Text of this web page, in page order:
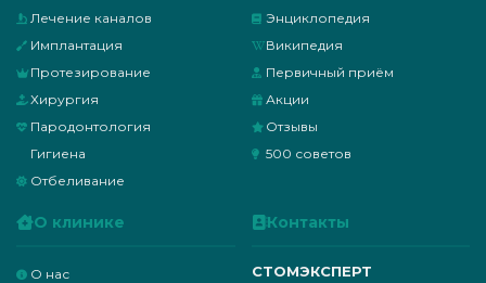
Лечение каналов
Имплантация
Протезирование
Хирургия
Пародонтология
Гигиена
Отбеливание
Энциклопедия
Википедия
Первичный приём
Акции
Отзывы
500 советов
О клинике
О нас
Контакты
СТОМЭКСПЕРТ